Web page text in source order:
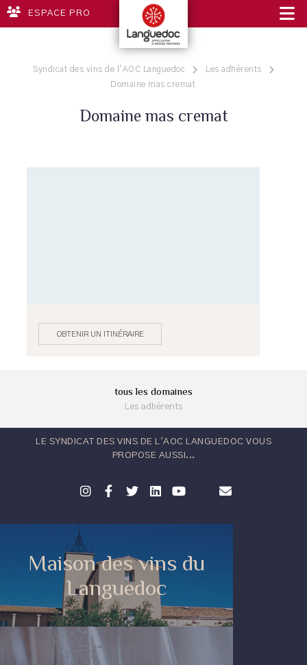
ESPACE PRO
Syndicat des vins de l'AOC Languedoc
Les adhérents
Domaine mas cremat
Domaine mas cremat
OBTENIR UN ITINÉRAIRE
tous les domaines
Les adhérents
LE SYNDICAT DES VINS DE L'AOC LANGUEDOC VOUS
PROPOSE AUSSI...
Maison des vins du
Languedoc